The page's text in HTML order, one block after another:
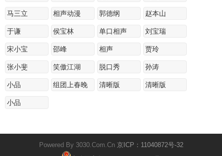
马三立 相声动漫 郭德纲 赵本山
于谦 侯宝林 单口相声 刘宝瑞
宋小宝 邵峰 相声 贾玲
张小斐 笑傲江湖 脱口秀 孙涛
小品 组团上春晚 清晰版 清晰版
小品
Powered By 3030.Com.Cn 京ICP：11040872号-32